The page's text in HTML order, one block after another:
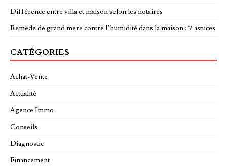
Différence entre villa et maison selon les notaires
Remede de grand mere contre l’humidité dans la maison : 7 astuces
CATÉGORIES
Achat-Vente
Actualité
Agence Immo
Conseils
Diagnostic
Financement